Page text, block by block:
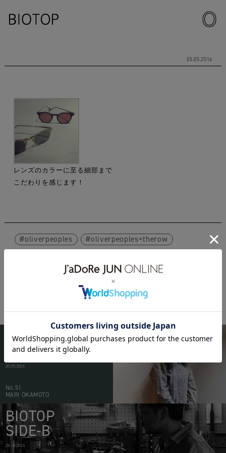
05.05.2016
レンズのカラーに至る細部まで
こだわりを感じます！
oliverpeoples
oliverpeoples×therow
BIOTOP
PEOPLE
20.05.2026
No.51
MARI OKAMOTO
BIOTOP
SIDE-B
28.10.2024